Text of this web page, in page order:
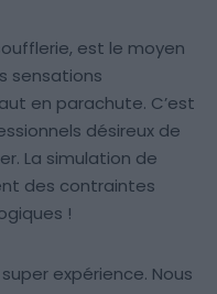
est le moyen
sensations
en parachute. C’est
désireux de
La simulation de
des contraintes
!
expérience. Nous